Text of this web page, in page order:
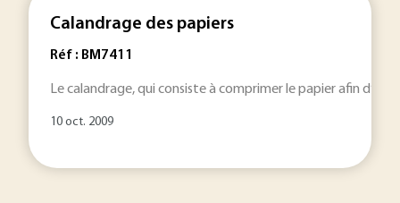
Calandrage des papiers
Réf : BM7411
Le calandrage, qui consiste à comprimer le papier afin
10 oct. 2009